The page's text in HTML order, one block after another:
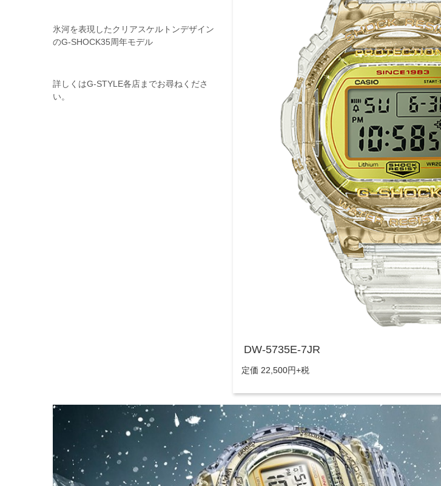
氷河を表現したクリアスケルトンデザイン
のG-SHOCK35周年モデル
詳しくはG-STYLE各店までお尋ねくださ
い。
DW-5735E-7JR
定価 22,500円+税